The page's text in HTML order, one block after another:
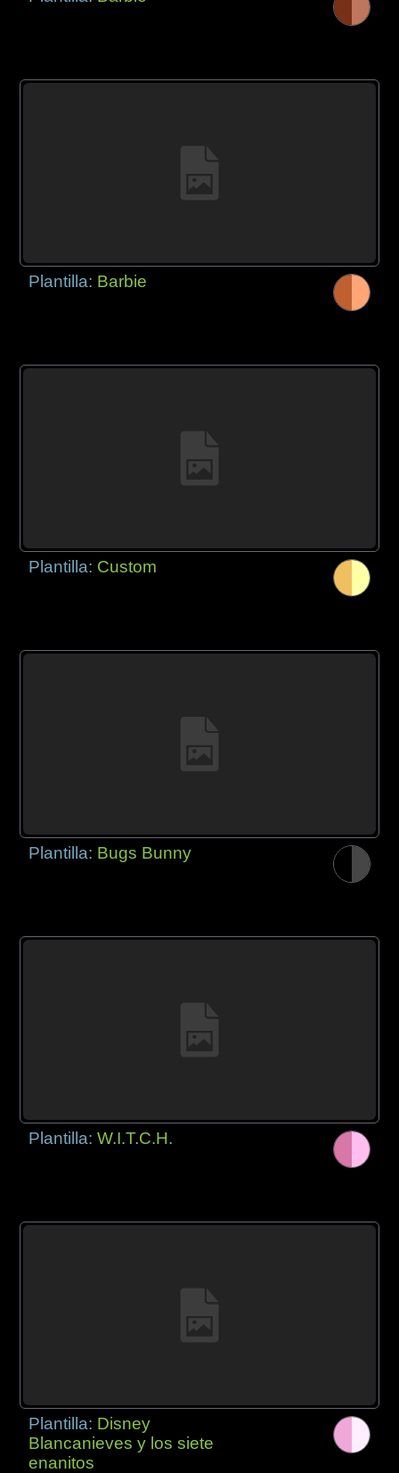
Plantilla: Barbie
Plantilla: Custom
Plantilla: Bugs Bunny
Plantilla:W.I.T.C.H.
Plantilla: Disney
Blancanieves y los siete
enanitos